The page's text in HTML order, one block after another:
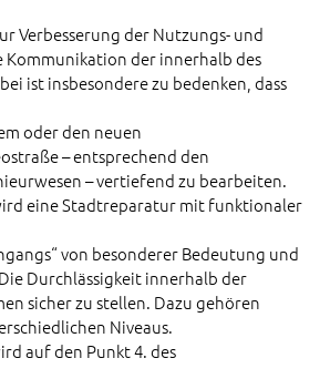
Verbesserung der Nutzungs- und
Kommunikation der innerhalb des
ist insbesondere zu bedenken, dass
oder den neuen
– entsprechend den
– vertiefend zu bearbeiten.
eine Stadtreparatur mit funktionaler
von besonderer Bedeutung und
Durchlässigkeit innerhalb der
sicher zu stellen. Dazu gehören
Niveaus.
auf den Punkt 4. des